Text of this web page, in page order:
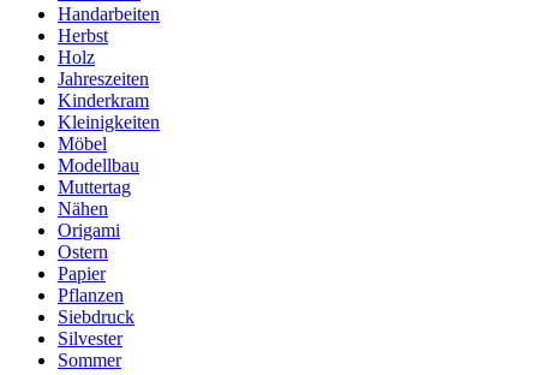
Handarbeiten
Herbst
Holz
Jahreszeiten
Kinderkram
Kleinigkeiten
Möbel
Modellbau
Muttertag
Nähen
Origami
Ostern
Papier
Pflanzen
Siebdruck
Silvester
Sommer